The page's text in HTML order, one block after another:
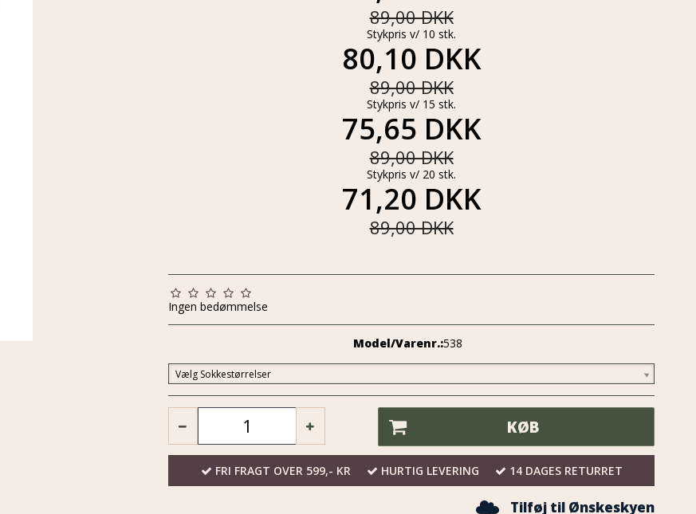
89,00 DKK
Stykpris v/ 10 stk.
80,10 DKK
89,00 DKK
Stykpris v/ 15 stk.
75,65 DKK
89,00 DKK
Stykpris v/ 20 stk.
71,20 DKK
89,00 DKK
Ingen bedømmelse
Model/Varenr.:538
Vælg Sokkestørrelser
KØB
FRI FRAGT OVER 599,- KR HURTIG LEVERING 14 DAGES RETURRET
Tilføj til Ønskeskyen